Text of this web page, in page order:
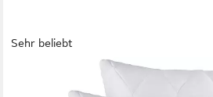
Sehr beliebt
Microfaserkissen 4er Set Kissen